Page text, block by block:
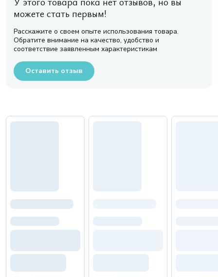
можете стать первым!
Расскажите о своем опыте использования товара.
Обратите внимание на качество, удобство и
соответствие заявленным характеристикам
Оставить отзыв